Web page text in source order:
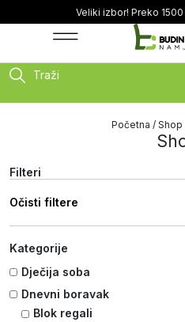
Veliki izbor! Preko
Traži
Početna / Shop
Filteri
Očisti filtere
Kategorije
Dječija soba
Dnevni boravak
Blok regali